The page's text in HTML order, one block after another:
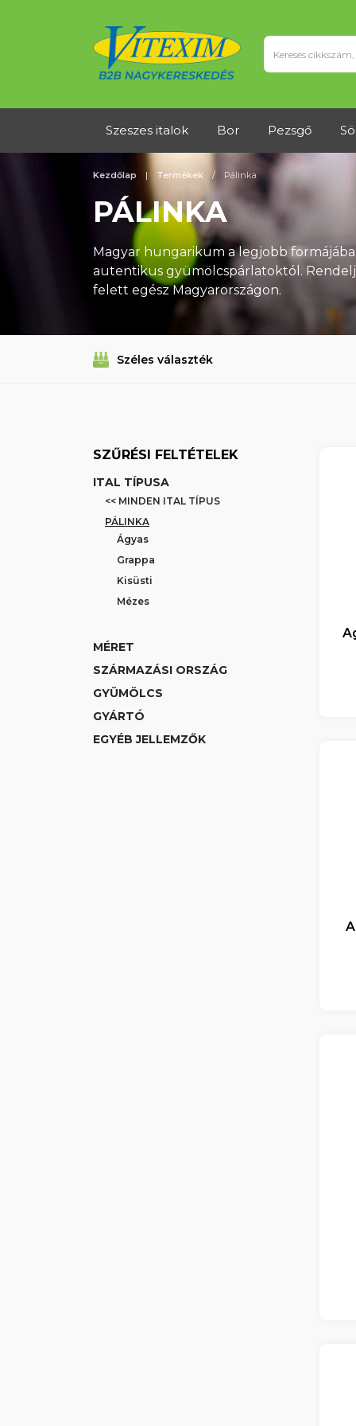
Szeszes italok Bor Pezsgő
Kezdőlap Termékek Pálinka
PÁLINKA
Magyar hungarikum a legjobb
autentikus gyümölcspárlatoktól.
felett egész Magyarországon.
Széles választék
SZŰRÉSI FELTÉTELEK
ITAL TÍPUSA
<< MINDEN ITAL TÍPUS
PÁLINKA
Ágyas
Grappa
Kisüsti
Mézes
MÉRET
SZÁRMAZÁSI ORSZÁG
GYÜMÖLCS
GYÁRTÓ
EGYÉB JELLEMZŐK